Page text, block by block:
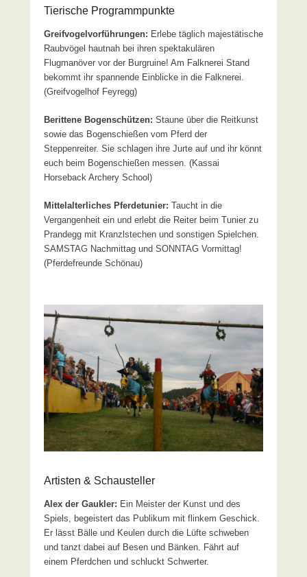
Tierische Programmpunkte
Greifvogelvorführungen: Erlebe täglich majestätische
Raubvögel hautnah bei ihren spektakulären
Flugmanöver vor der Burgruine! Am Falknerei Stand
bekommt ihr spannende Einblicke in die Falknerei.
(Greifvogelhof Feyregg)
Berittene Bogenschützen: Staune über die Reitkunst
sowie das Bogenschießen vom Pferd der
Steppenreiter. Sie schlagen ihre Jurte auf und ihr könnt
euch beim Bogenschießen messen. (Kassai
Horseback Archery School)
Mittelalterliches Pferdetunier: Taucht in die
Vergangenheit ein und erlebt die Reiter beim Tunier zu
Prandegg mit Kranzlstechen und sonstigen Spielchen.
SAMSTAG Nachmittag und SONNTAG Vormittag!
(Pferdefreunde Schönau)
Artisten & Schausteller
Alex der Gaukler: Ein Meister der Kunst und des
Spiels, begeistert das Publikum mit flinkem Geschick.
Er lässt Bälle und Keulen durch die Lüfte schweben
und tanzt dabei auf Besen und Bänken. Fährt auf
einem Pferdchen und schluckt Schwerter.